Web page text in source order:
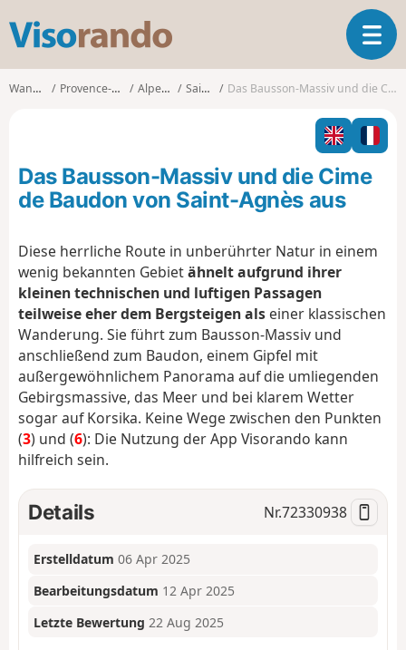
s
o
T
o
l
n
a
a
o
Wanderungen Provence-Alpes-Côte d'Azur Alpes-Maritimes Sainte-Agnès Das Bausson-Massiv und die Cime de Baudon von Saint-Agnès aus
Das Bausson-Massiv und die Cime
de Baudon von Saint-Agnès aus
Diese herrliche Route in unberührter Natur in einem
wenig bekannten Gebietähnelt aufgrund ihrer
kleinen technischen und luftigen Passagen
teilweise eher dem Bergsteigen alseiner klassischen
Wanderung. Sie führt zum Bausson-Massiv und
anschließend zum Baudon, einem Gipfel mit
außergewöhnlichem Panorama auf die umliegenden
Gebirgsmassive, das Meer und bei klarem Wetter
sogar auf Korsika. Keine Wege zwischen den Punkten
(3) und (6): Die Nutzung der App Visorando kann
hilfreich sein.
Details Nr.72330938
Erstelldatum 06 Apr 2025
Bearbeitungsdatum 12 Apr 2025
Letzte Bewertung 22 Aug 2025